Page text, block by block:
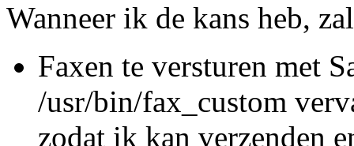
Wanneer ik de kans heb,
Faxen te versturen met
/usr/bin/fax_custom
zodat ik kan verzenden